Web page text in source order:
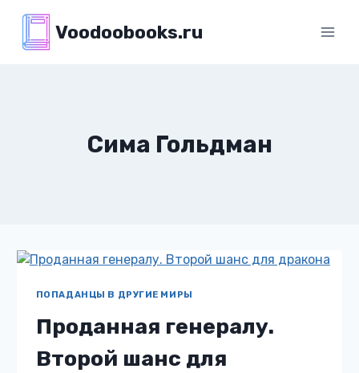
содержимому
Voodoobooks.ru
Сима Гольдман
ПОПАДАНЦЫ В ДРУГИЕ МИРЫ
Проданная генералу.
Второй шанс для